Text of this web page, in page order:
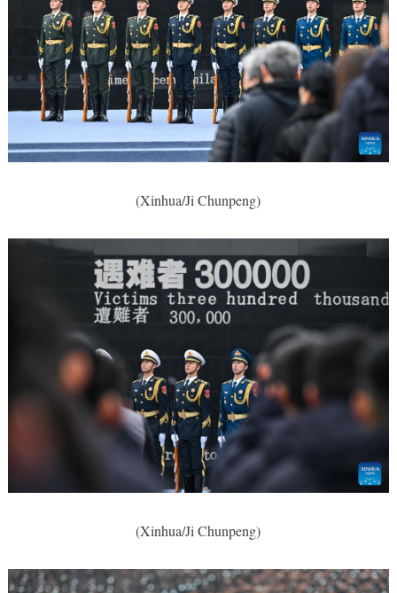
(Xinhua/Ji Chunpeng)
(Xinhua/Ji Chunpeng)